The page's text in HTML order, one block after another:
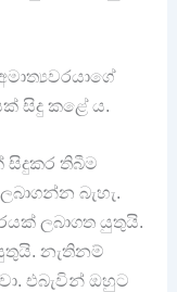
සිදු කළේ ය.
සිදුකර තිබීම
බැහැ.
ලබාගත යුතුයි.
නැතිනම්
එබැවින් ඔහුට